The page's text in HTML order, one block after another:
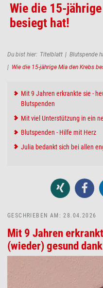
Wie die 15-
besiegt hat!
Pfadnavigation
Du bist hier: Titelblatt
Blutspende
Wie die 15-jährige Mia den Krebs
GESCHRIEBEN AM: 28.04.2026
Mit 9 Jahren
(wieder) gesund
Mit 9 Jahren erkrankte sie -
Blutspenden
Mit viel Unterstützung in ein
Blutspenden - Hilfe mit Herz
Julia bedankt sich bei allen